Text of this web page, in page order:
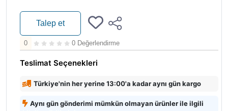
Talep et
0 0 Değerlendirme
Teslimat Seçenekleri
Türkiye'nin her yerine 13:00'a kadar aynı gün kargo
Aynı gün gönderimi mümkün olmayan ürünler ile ilgili